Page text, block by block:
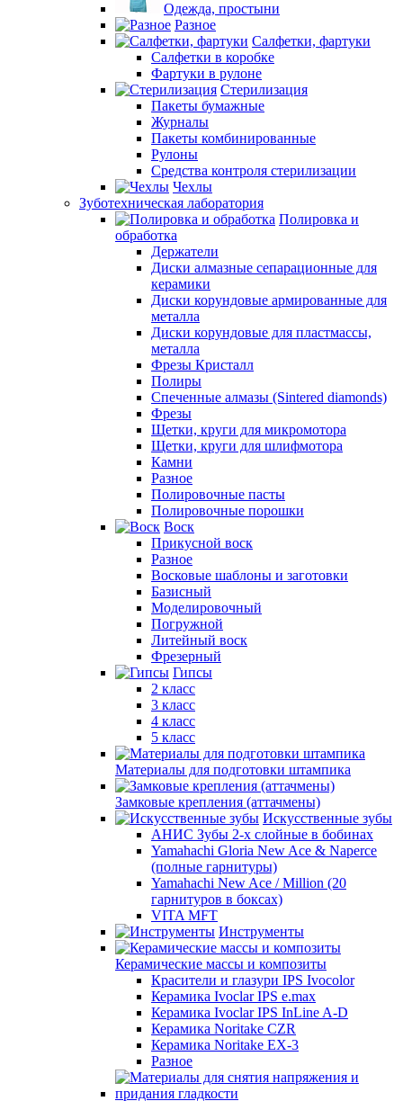
Одежда, простыни
Разное
Салфетки, фартуки
Салфетки в коробке
Фартуки в рулоне
Стерилизация
Пакеты бумажные
Журналы
Пакеты комбинированные
Рулоны
Средства контроля стерилизации
Чехлы
Зуботехническая лаборатория
Полировка и
обработка
Держатели
Диски алмазные сепарационные для
керамики
Диски корундовые армированные для
металла
Диски корундовые для пластмассы,
металла
Фрезы Кристалл
Полиры
Спеченные алмазы (Sintered diamonds)
Фрезы
Щетки, круги для микромотора
Щетки, круги для шлифмотора
Камни
Разное
Полировочные пасты
Полировочные порошки
Воск
Прикусной воск
Разное
Восковые шаблоны и заготовки
Базисный
Моделировочный
Погружной
Литейный воск
Фрезерный
Гипсы
2 класс
3 класс
4 класс
5 класс
Материалы для подготовки штампика
Замковые крепления (аттачмены)
Искусственные зубы
АНИС Зубы 2-х слойные в бобинах
Yamahachi Gloria New Ace & Naperce
(полные гарнитуры)
Yamahachi New Ace / Million (20
гарнитуров в боксах)
VITA MFT
Инструменты
Керамические массы и композиты
Красители и глазури IPS Ivocolor
Керамика Ivoclar IPS e.max
Керамика Ivoclar IPS InLine A-D
Керамика Noritake CZR
Керамика Noritake EX-3
Разное